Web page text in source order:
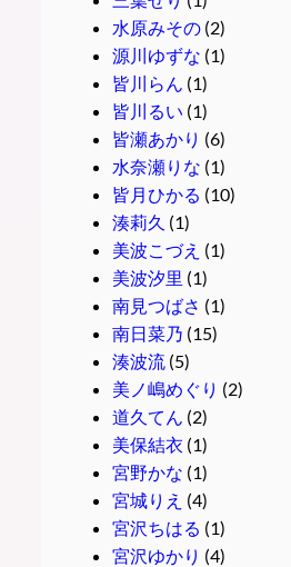
水原みその(2)
源川ゆずな (1)
皆川らん (1)
皆川るい (1)
皆瀬あかり (6)
水奈瀬りな (1)
皆月ひかる (10)
湊莉久 (1)
美波こづえ (1)
美波汐里 (1)
南見つばさ (1)
南日菜乃 (15)
湊波流 (5)
美ノ嶋めぐり (2)
道久てん (2)
美保結衣 (1)
宮野かな (1)
宮城りえ (4)
宮沢ちはる (1)
宮沢ゆかり (4)